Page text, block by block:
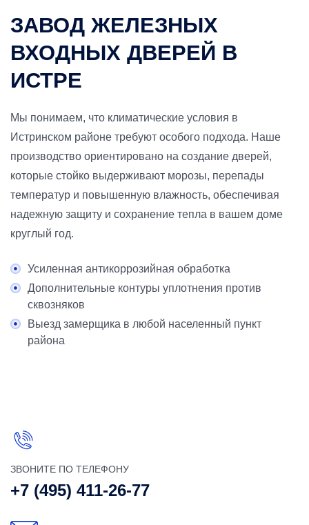
ЗАВОД ЖЕЛЕЗНЫХ
ВХОДНЫХ ДВЕРЕЙ В
ИСТРЕ
Мы понимаем, что климатические условия в
Истринском районе требуют особого подхода. Наше
производство ориентировано на создание дверей,
которые стойко выдерживают морозы, перепады
температур и повышенную влажность, обеспечивая
надежную защиту и сохранение тепла в вашем доме
круглый год.
Усиленная антикоррозийная обработка
Дополнительные контуры уплотнения против
сквозняков
Выезд замерщика в любой населенный пункт
района
ЗВОНИТЕ ПО ТЕЛЕФОНУ
+7 (495) 411-26-77